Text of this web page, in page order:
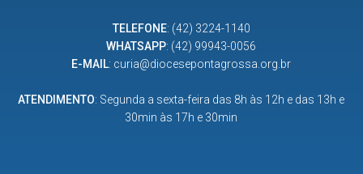
TELEFONE: (42) 3224-1140
WHATSAPP: (42) 99943-0056
E-MAIL: curia@diocesepontagrossa.org.br
ATENDIMENTO: Segunda a sexta-feira das 8h às 12h e das 13h e
30min às 17h e 30min